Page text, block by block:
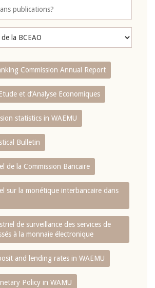
Commission Annual Report
et d’Analyse Economiques
statistics in WAEMU
Bulletin
de la Commission Bancaire
sur la monétique interbancaire dans
de surveillance des services de
à la monnaie électronique
and lending rates in WAEMU
Policy in WAMU